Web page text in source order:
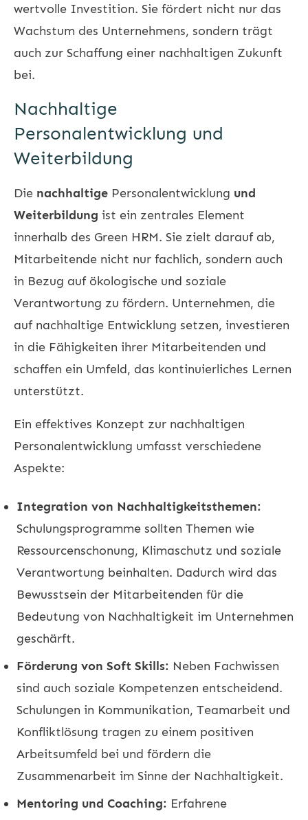
wertvolle Investition. Sie fördert nicht nur das
Wachstum des Unternehmens, sondern trägt
auch zur Schaffung einer nachhaltigen Zukunft
bei.
Nachhaltige
Personalentwicklung und
Weiterbildung
Die nachhaltige Personalentwicklung und
Weiterbildung ist ein zentrales Element
innerhalb des Green HRM. Sie zielt darauf ab,
Mitarbeitende nicht nur fachlich, sondern auch
in Bezug auf ökologische und soziale
Verantwortung zu fördern. Unternehmen, die
auf nachhaltige Entwicklung setzen, investieren
in die Fähigkeiten ihrer Mitarbeitenden und
schaffen ein Umfeld, das kontinuierliches Lernen
unterstützt.
Ein effektives Konzept zur nachhaltigen
Personalentwicklung umfasst verschiedene
Aspekte:
Integration von Nachhaltigkeitsthemen:
Schulungsprogramme sollten Themen wie
Ressourcenschonung, Klimaschutz und soziale
Verantwortung beinhalten. Dadurch wird das
Bewusstsein der Mitarbeitenden für die
Bedeutung von Nachhaltigkeit im Unternehmen
geschärft.
Förderung von Soft Skills: Neben Fachwissen
sind auch soziale Kompetenzen entscheidend.
Schulungen in Kommunikation, Teamarbeit und
Konfliktlösung tragen zu einem positiven
Arbeitsumfeld bei und fördern die
Zusammenarbeit im Sinne der Nachhaltigkeit.
Mentoring und Coaching: Erfahrene